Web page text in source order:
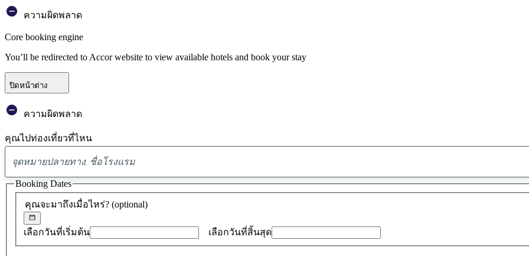
ความผิดพลาด
Core booking engine
You’ll be redirected to Accor website to view available hotels and book your stay
ปิดหน้าต่าง
ความผิดพลาด
คุณไปท่องเที่ยวที่ไหน
ข้อ
เสนอ
คุณจะมาถึงเมื่อไหร่? (optional)
เลือกวันที่เริ่มต้น เลือกวันที่สิ้นสุด
Booking Dates